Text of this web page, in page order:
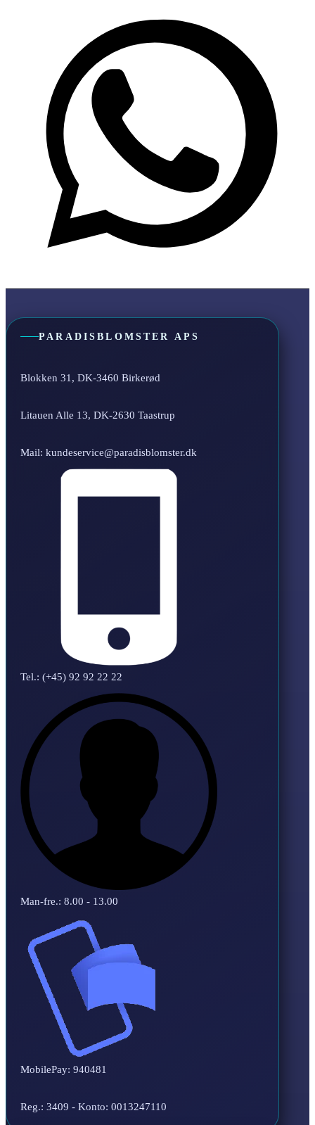
PARADISBLOMSTER APS
Blokken 31, DK-3460 Birkerød
Litauen Alle 13, DK-2630 Taastrup
Mail: kundeservice@paradisblomster.dk
Tel.: (+45) 92 92 22 22
Man-fre.: 8.00 - 13.00
MobilePay: 940481
Reg.: 3409 - Konto: 0013247110